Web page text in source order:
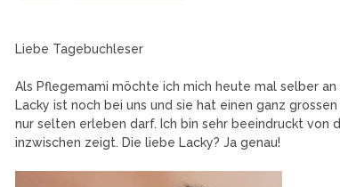
Liebe Tagebuchleser
Als Pflegemami möchte ich mich heute mal selber
Lacky ist noch bei uns und sie hat einen ganz
nur selten erleben darf. Ich bin sehr beeindruckt von
inzwischen zeigt. Die liebe Lacky? Ja genau!